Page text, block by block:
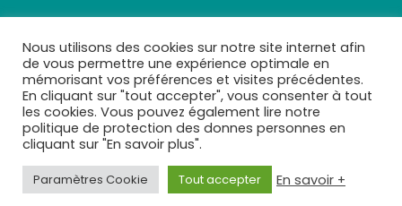
Politique de protection des données
personnelles
Transparence
© CPAS d'Ixelles - 2022
Nous utilisons des cookies sur notre site internet afin
de vous permettre une expérience optimale en
mémorisant vos préférences et visites précédentes.
En cliquant sur "tout accepter", vous consenter à tout
les cookies. Vous pouvez également lire notre
politique de protection des donnes personnes en
cliquant sur "En savoir plus".
Paramètres Cookie Tout accepter En savoir +